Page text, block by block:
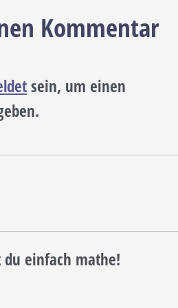
Kommentar
sein, um einen
einfach mathe!